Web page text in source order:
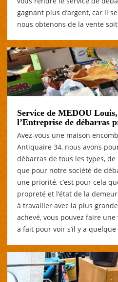
gagnant plus d’argent, car il
nous obtenons de la vente
Service de MEDOU
l’Entreprise de débarras
Avez-vous une maison
Antiquaire 34, nous avons
débarras de tous les types, de
que pour notre société de
une priorité, c’est pour cela
propreté et l’état de la
à travailler avec la plus
achevé, vous pouvez faire
a fait pour voir s’il y a